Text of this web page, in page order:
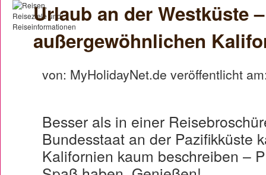
Urlaub an der Westküste
außergewöhnlichen
von: MyHolidayNet.de veröffentlicht
Besser als in einer
Bundesstaat an der Pazifikküste
Kalifornien kaum beschreiben –